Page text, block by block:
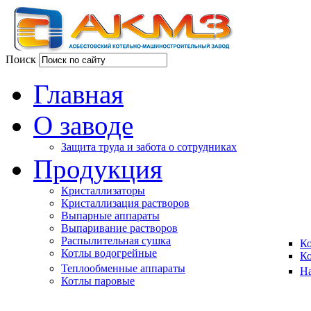
Поиск
Главная
О заводе
Защита труда и забота о сотрудниках
Продукция
Кристаллизаторы
Кристаллизация растворов
Выпарные аппараты
Выпаривание растворов
Распылительная сушка
Котлы водогрейные
Теплообменные аппараты
Котлы паровые